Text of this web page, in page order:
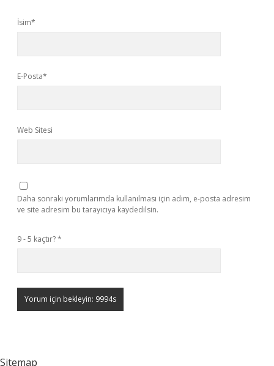
İsim*
E-Posta*
Web Sitesi
Daha sonraki yorumlarımda kullanılması için adım, e-posta adresim
ve site adresim bu tarayıcıya kaydedilsin.
9 - 5 kaçtır?*
Sitemap